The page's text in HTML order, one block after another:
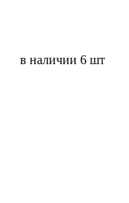
в наличии 6 шт